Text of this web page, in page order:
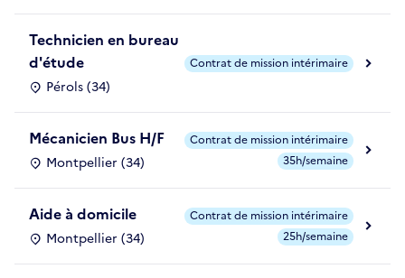
Technicien en bureau
d'étude
Pérols (34)
Contrat de mission intérimaire
Mécanicien Bus H/F
Montpellier (34)
Contrat de mission intérimaire
35h/semaine
Aide à domicile
Montpellier (34)
Contrat de mission intérimaire
25h/semaine